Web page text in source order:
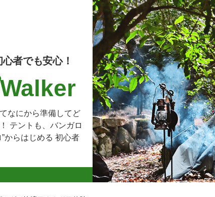
者でも安心！
なにから準備してど
テントも、バンガロ
からはじめる 初心者